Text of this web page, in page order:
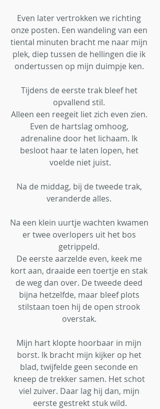
Even later vertrokken we richting
onze posten. Een wandeling van een
tiental minuten bracht me naar mijn
plek, diep tussen de hellingen die ik
ondertussen op mijn duimpje ken.
Tijdens de eerste trak bleef het
opvallend stil.
Alleen een reegeit liet zich even zien.
Even de hartslag omhoog,
adrenaline door het lichaam. Ik
besloot haar te laten lopen, het
voelde niet juist.
Na de middag, bij de tweede trak,
veranderde alles.
Na een klein uurtje wachten kwamen
er twee overlopers uit het bos
getrippeld.
De eerste aarzelde even, keek me
kort aan, draaide een toertje en stak
de weg dan over. De tweede deed
bijna hetzelfde, maar bleef plots
stilstaan toen hij de open strook
overstak.
Mijn hart klopte hoorbaar in mijn
borst. Ik bracht mijn kijker op het
blad, twijfelde geen seconde en
kneep de trekker samen. Het schot
viel zuiver. Daar lag hij dan, mijn
eerste gestrekt stuk wild.